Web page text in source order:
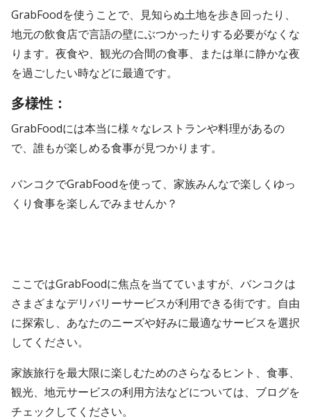
GrabFoodを使うことで、見知らぬ土地を歩き回ったり、
地元の飲食店で言語の壁にぶつかったりする必要がなくな
ります。夜食や、観光の合間の食事、または単に静かな夜
を過ごしたい時などに最適です。
多様性：
GrabFoodには本当に様々なレストランや料理があるの
で、誰もが楽しめる食事が見つかります。
バンコクでGrabFoodを使って、家族みんなで楽しくゆっ
くり食事を楽しんでみませんか？
ここではGrabFoodに焦点を当てていますが、バンコクは
さまざまなデリバリーサービスが利用できる街です。自由
に探索し、あなたのニーズや好みに最適なサービスを選択
してください。
家族旅行を最大限に楽しむためのさらなるヒント、食事、
観光、地元サービスの利用方法などについては、ブログを
チェックしてください。